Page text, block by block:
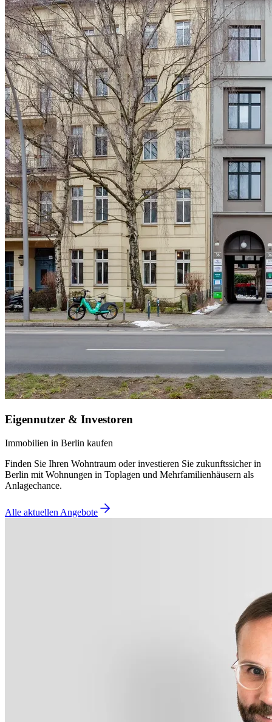
Eigennutzer & Investoren
Immobilien in Berlin kaufen
Finden Sie Ihren Wohntraum oder investieren Sie zukunftssicher in
Berlin mit Wohnungen in Toplagen und Mehrfamilienhäusern als
Anlagechance.
Alle aktuellen Angebote